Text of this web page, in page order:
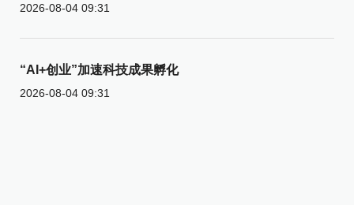
2026-08-04 09:31
“AI+创业”加速科技成果孵化
2026-08-04 09:31